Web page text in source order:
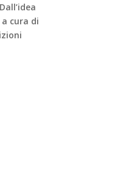
cura di